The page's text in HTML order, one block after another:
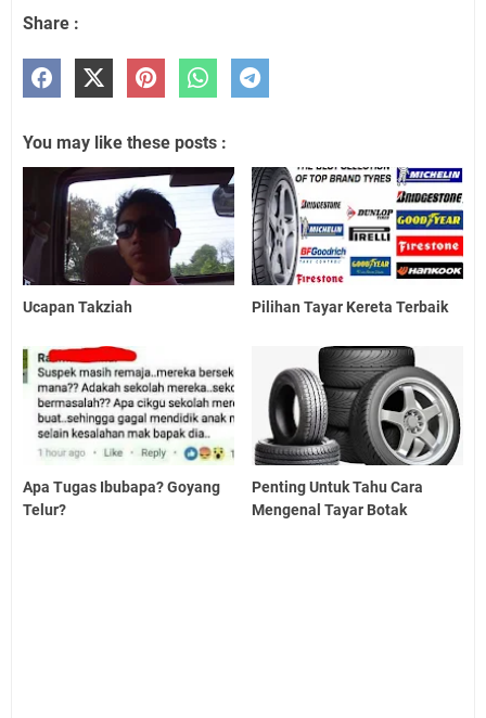
Share :
You may like these posts :
Ucapan Takziah Pilihan Tayar Kereta Terbaik
Apa Tugas Ibubapa? Goyang
Telur?
Penting Untuk Tahu Cara
Mengenal Tayar Botak